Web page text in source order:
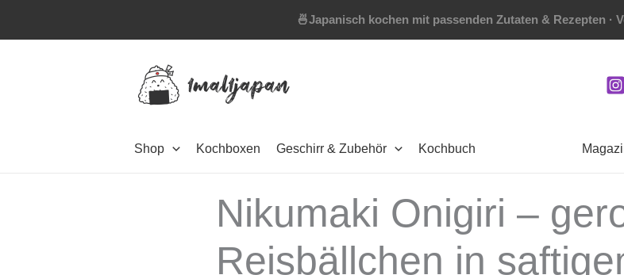
Inhalt
🍜Japanisch kochen mit passenden Zutaten & Rezepten ·
Shop Kochboxen Geschirr & Zubehör Kochbuch
Nikumaki Onigiri –
Reisbällchen in